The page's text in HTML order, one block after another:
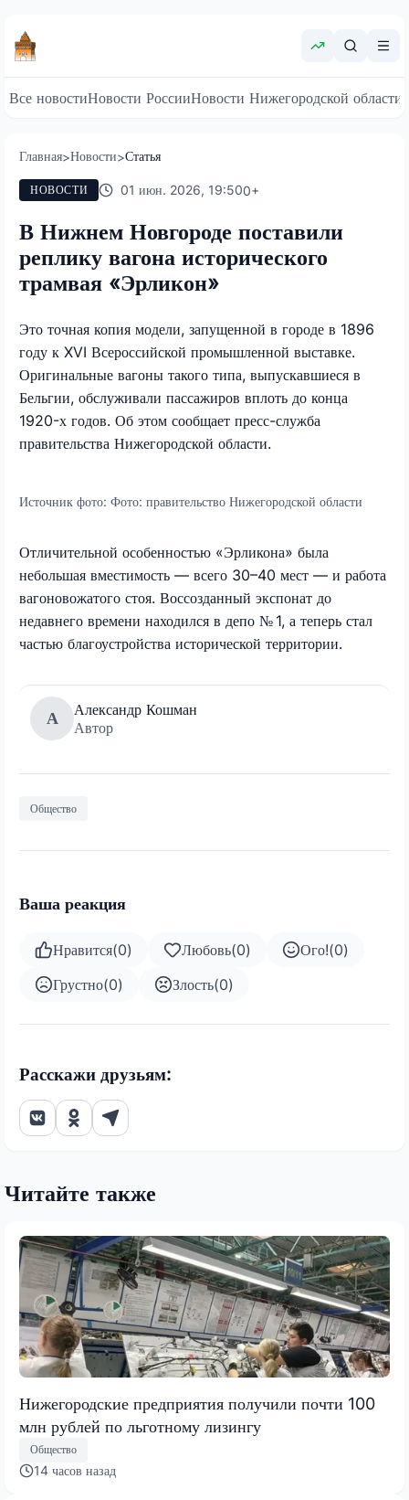
Все новостиНовости РоссииНовости Нижегородской области
Главная>Новости>Статья
НОВОСТИ 01 июн. 2026, 19:500+
В Нижнем Новгороде поставили
реплику вагона исторического
трамвая «Эрликон»
Это точная копия модели, запущенной в городе в 1896
году к XVI Всероссийской промышленной выставке.
Оригинальные вагоны такого типа, выпускавшиеся в
Бельгии, обслуживали пассажиров вплоть до конца
1920-х годов. Об этом сообщает пресс-служба
правительства Нижегородской области.
Источник фото: Фото: правительство Нижегородской области
Отличительной особенностью «Эрликона» была
небольшая вместимость — всего 30–40 мест — и работа
вагоновожатого стоя. Воссозданный экспонат до
недавнего времени находился в депо № 1, а теперь стал
частью благоустройства исторической территории.
А
Александр Кошман
Автор
Общество
Ваша реакция
Нравится(0) Любовь(0) Ого!(0)
Грустно(0) Злость(0)
Расскажи друзьям:
Читайте также
Нижегородские предприятия получили почти 100
млн рублей по льготному лизингу
Общество
14 часов назад